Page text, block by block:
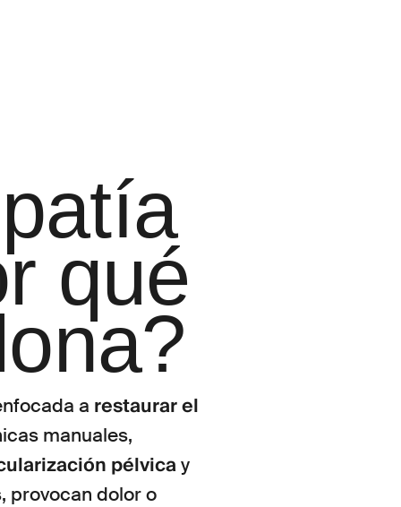
qué
a restaurar el
manuales,
pélvica y
provocan dolor o